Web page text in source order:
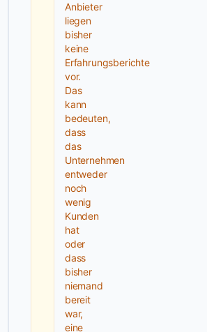
maximieren
Geschäftsziele
effizient
erreichen.
Markenstrategie
unterstützt
anderen
abzuheben
Anbieter
liegen
bisher
keine
Erfahrungsberichte
vor.
Das
kann
bedeuten,
dass
das
Unternehmen
entweder
noch
wenig
Kunden
hat
oder
dass
bisher
niemand
bereit
war,
eine